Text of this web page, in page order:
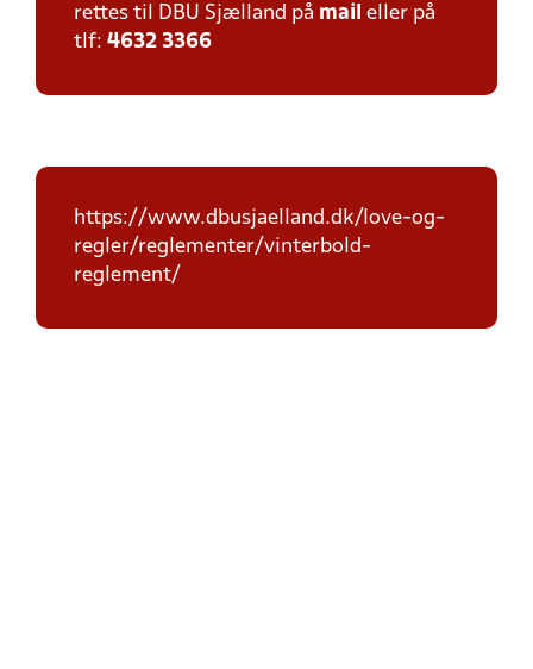
rettes til DBU Sjælland på mail eller på
tlf: 4632 3366
https://www.dbusjaelland.dk/love-og-
regler/reglementer/vinterbold-
reglement/